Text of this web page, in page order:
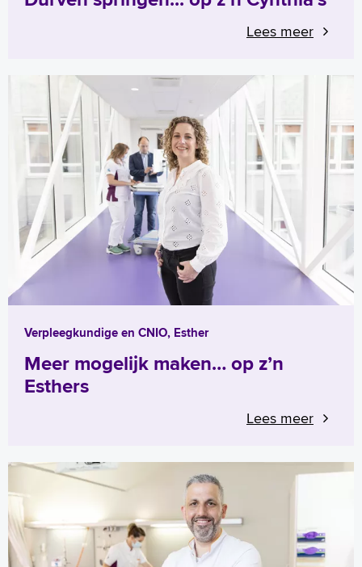
Lees meer
Verpleegkundige en CNIO, Esther
Meer mogelijk maken… op z’n
Esthers
Lees meer